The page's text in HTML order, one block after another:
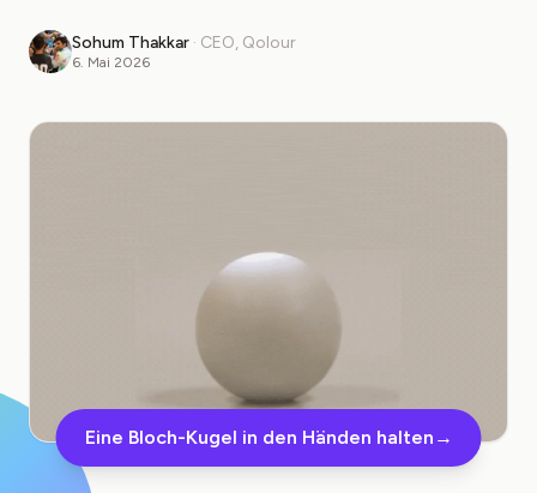
WISSENSCHAFT
Undergraduate Quantum Education
Benutzerhandbuch
Quantencomputer
Sohum Thakkar · CEO, Qolour
6. Mai 2026
Eine Bloch-Kugel in den Händen halten →